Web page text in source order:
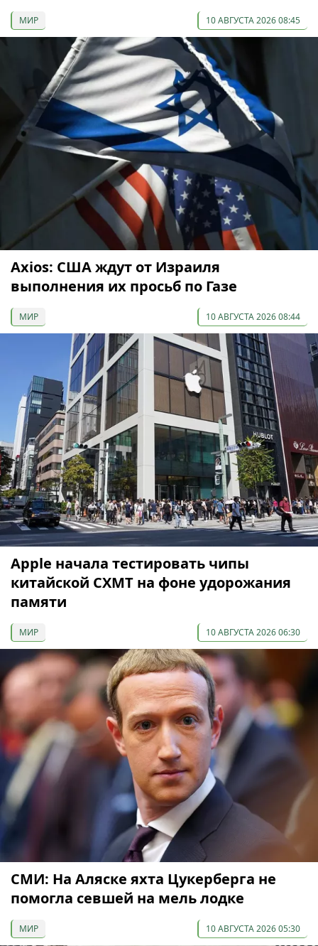
МИР 10 АВГУСТА 2026 08:45
Axios: США ждут от Израиля
выполнения их просьб по Газе
МИР 10 АВГУСТА 2026 08:44
Apple начала тестировать чипы
китайской CXMT на фоне удорожания
памяти
МИР 10 АВГУСТА 2026 06:30
СМИ: На Аляске яхта Цукерберга не
помогла севшей на мель лодке
МИР 10 АВГУСТА 2026 05:30